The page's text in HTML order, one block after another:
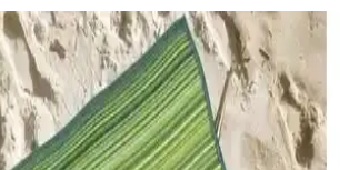
İçin En İyi Oturma Takımları
ve Seçim Rehberi
takımı EVDEMO Deniz ve Monalin
özelliklerini, kullanıcı yorumlarını ve
inceledik, doğru seçim yapmanız için